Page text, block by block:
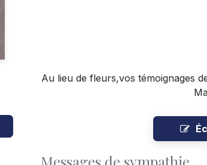
Au lieu de fleurs,vos témoignages